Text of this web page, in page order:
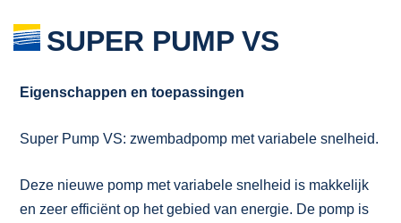
SUPER PUMP VS
Eigenschappen en toepassingen
Super Pump VS: zwembadpomp met variabele snelheid.
Deze nieuwe pomp met variabele snelheid is makkelijk
en zeer efficiënt op het gebied van energie. De pomp is